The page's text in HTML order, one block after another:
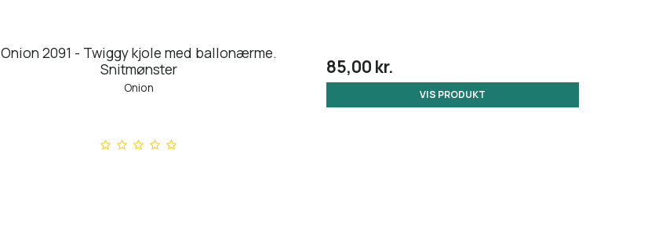
Onion 2091 - Twiggy kjole med ballonærme.
Snitmønster
Onion
85,00 kr.
VIS PRODUKT